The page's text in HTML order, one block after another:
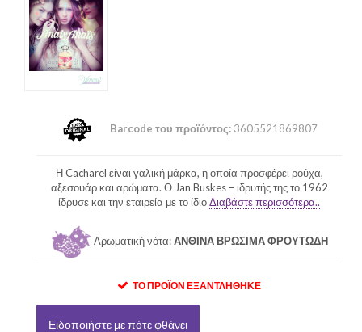
Barcode του προϊόντος:3605521869807
Η Cacharel είναι γαλική μάρκα, η οποία προσφέρει ρούχα,
αξεσουάρ και αρώματα. Ο Jan Buskes – ιδρυτής της το 1962
ίδρυσε και την εταιρεία με το ίδιοΔιαβάστε περισσότερα..
Αρωματική νότα:ΑΝΘΙΝΑ ΒΡΩΣΙΜΑ ΦΡΟΥΤΩΔΗ
ΤΟ ΠΡΟΪΌΝ ΕΞΑΝΤΛΉΘΗΚΕ
Ειδοποιήστε με πότε φθάνει